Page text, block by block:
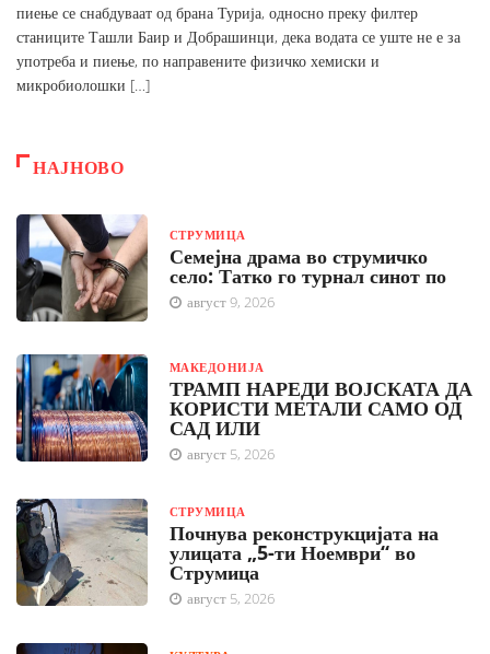
пиење се снабдуваат од брана Турија, односно преку филтер
станиците Ташли Баир и Добрашинци, дека водата се уште не е за
употреба и пиење, по направените физичко хемиски и
микробиолошки […]
НАЈНОВО
СТРУМИЦА
Семејна драма во струмичко
село: Татко го турнал синот по
август 9, 2026
МАКЕДОНИЈА
ТРАМП НАРЕДИ ВОЈСКАТА ДА
КОРИСТИ МЕТАЛИ САМО ОД
САД ИЛИ
август 5, 2026
СТРУМИЦА
Почнува реконструкцијата на
улицата „5-ти Ноември“ во
Струмица
август 5, 2026